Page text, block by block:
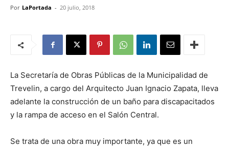
Por LaPortada - 20 julio, 2018
La Secretaría de Obras Públicas de la Municipalidad de
Trevelin, a cargo del Arquitecto Juan Ignacio Zapata, lleva
adelante la construcción de un baño para discapacitados
y la rampa de acceso en el Salón Central.
Se trata de una obra muy importante, ya que es un